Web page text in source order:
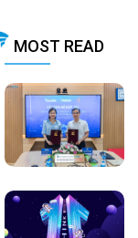
MOST READ